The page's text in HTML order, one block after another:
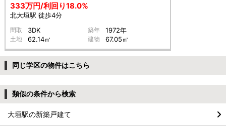
333万円/利回り18.0%
北大垣駅 徒歩4分
間取 3DK 築年 1972年
土地 62.14㎡ 建物 67.05㎡
同じ学区の物件はこちら
類似の条件から検索
大垣駅の新築戸建て